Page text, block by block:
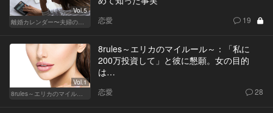
Vol.5
離婚カレンダー〜夫婦の正しい終わり方〜
恋愛 19
Vol.1
8rules～エリカのマイルール～
8rules～エリカのマイルール～：「私に
200万投資して」と彼に懇願。女の目的
は…
恋愛 28